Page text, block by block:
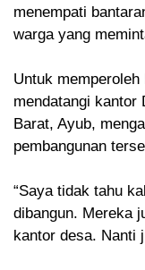
menempati
warga yang
Untuk
mendatangi kantor
Barat, Ayub,
pembangunan
“Saya tidak tahu
dibangun. Mereka
kantor desa. Nanti